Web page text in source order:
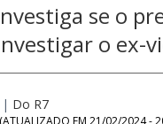
se o
o ex-
| Do R7
(ATUALIZADO EM 21/02/2024 -